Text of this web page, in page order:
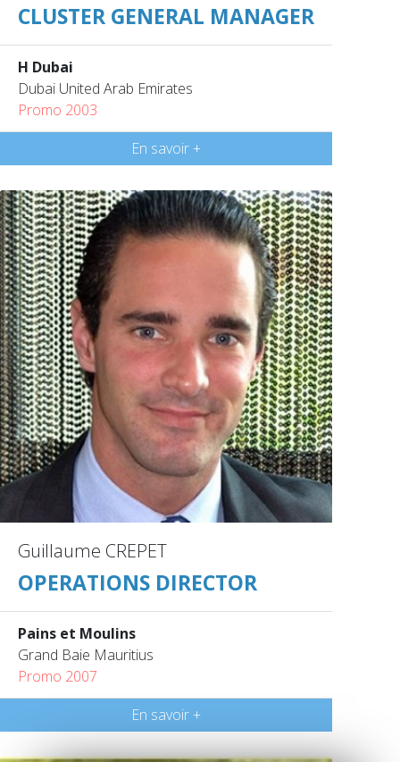
CLUSTER GENERAL MANAGER
H Dubai
Dubai United Arab Emirates
Promo 2003
En savoir +
Guillaume CREPET
OPERATIONS DIRECTOR
Pains et Moulins
Grand Baie Mauritius
Promo 2007
En savoir +